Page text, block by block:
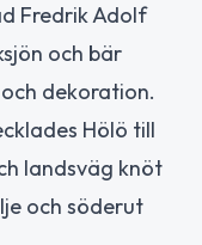
Fredrik Adolf
och bär
dekoration.
Hölö till
landsväg knöt
och söderut